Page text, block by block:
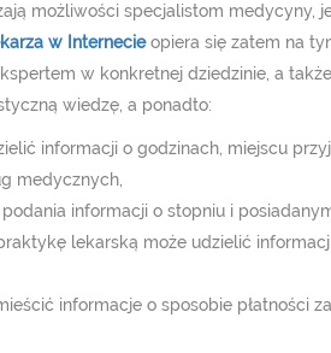
możliwości specjalistom medycyny,
w Internecieopiera się zatem na
w konkretnej dziedzinie, a
wiedzę, a ponadto:
informacji o godzinach, miejscu
medycznych,
informacji o stopniu i
lekarską może udzielić
informacje o sposobie płatności